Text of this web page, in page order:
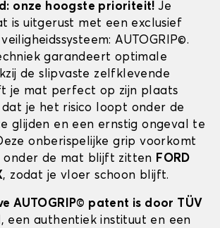
onze hoogste prioriteit!Je
is uitgerust met een exclusief
AUTOGRIP©.
garandeert optimale
de slipvaste zelfklevende
je mat perfect op zijn plaats
dat je het risico loopt onder de
glijden en een ernstig ongeval te
onberispelijke grip voorkomt
onder de mat blijft zitten FORD
, zodat je vloer schoon blijft.
AUTOGRIP© patent is door TÜV
, een authentiek instituut en een